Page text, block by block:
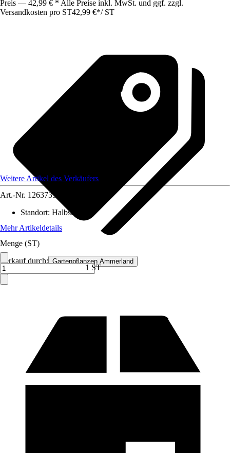
Preis — 42,99 € * Alle Preise inkl. MwSt. und ggf. zzgl.
Versandkosten pro ST42,99 €*/ ST
Verkauf durch: Gartenpflanzen Ammerland
Weitere Artikel des Verkäufers
Art.-Nr. 12637355
Standort: Halbschatten
Mehr Artikeldetails
Menge (ST)
1 ST